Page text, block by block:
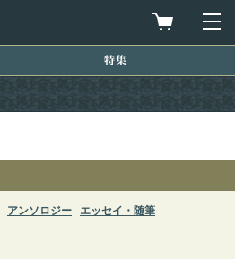
買物カゴを
特集
アンソロジー エッセイ・随筆